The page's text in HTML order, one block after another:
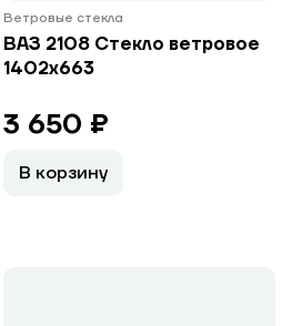
Ветровые стекла
ВАЗ 2108 Стекло ветровое
1402х663
3 650 ₽
В корзину